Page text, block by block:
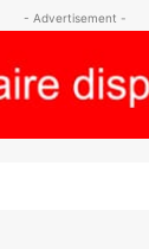
- Advertisement -